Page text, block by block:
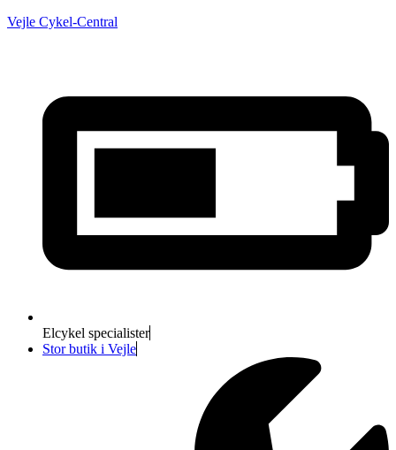
Vejle Cykel-Central
Elcykel specialister
Stor butik i Vejle